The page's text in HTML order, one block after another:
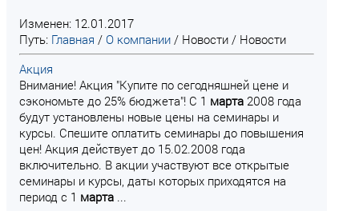
Изменен: 12.01.2017
Путь: Главная / О компании / Новости / Новости
Акция
Внимание! Акция "Купите по сегодняшней цене и
сэкономьте до 25% бюджета"! C 1 марта 2008 года
будут установлены новые цены на семинары и
курсы. Спешите оплатить семинары до повышения
цен! Акция действует до 15.02.2008 года
включительно. В акции участвуют все открытые
семинары и курсы, даты которых приходятся на
период с 1 марта ...